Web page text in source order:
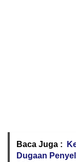
Baca Juga :
Dugaan